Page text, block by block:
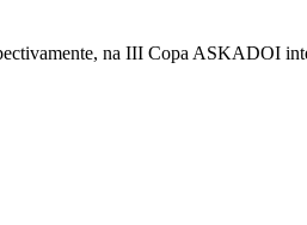
na III Copa ASKADOI